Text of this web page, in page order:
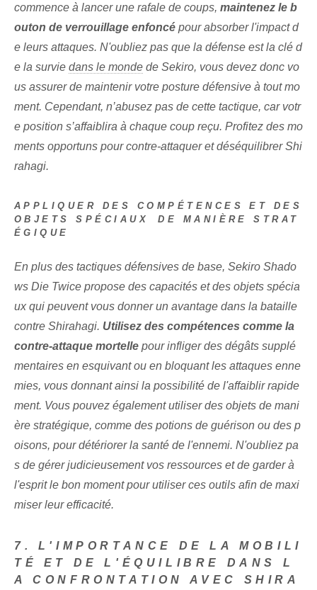
commence à lancer une rafale de coups, maintenez le b
outon de verrouillage enfoncé pour absorber l'impact d
e leurs attaques. N'oubliez pas que la défense est la clé d
e la survie dans le monde de Sekiro, vous devez donc vo
us assurer de maintenir votre posture défensive à tout mo
ment. Cependant, n’abusez pas de cette tactique, car votr
e position s’affaiblira à chaque coup reçu. Profitez des mo
ments opportuns pour contre-attaquer et déséquilibrer Shi
rahagi.
APPLIQUER DES COMPÉTENCES ET DES
OBJETS SPÉCIAUX⁤ DE MANIÈRE STRAT
ÉGIQUE
En plus des tactiques défensives de base, Sekiro Shado
ws Die Twice propose des capacités et des objets spécia
ux qui peuvent vous donner un avantage dans la bataille
contre Shirahagi. Utilisez des compétences comme la
contre-attaque mortelle ⁣pour infliger des dégâts supplé
mentaires en esquivant ou en bloquant les attaques enne
mies, vous donnant ainsi la possibilité de l'affaiblir rapide
ment. Vous pouvez également utiliser des objets de mani
ère stratégique, comme des potions de guérison ou des p
oisons, pour détériorer la santé de l'ennemi. N'oubliez pa
s de gérer judicieusement vos ressources et de garder à
l'esprit le bon moment pour utiliser ces outils afin de maxi
miser leur efficacité.
7. L'IMPORTANCE DE LA MOBILI
TÉ ET DE L'ÉQUILIBRE DANS L
A CONFRONTATION AVEC SHIRA